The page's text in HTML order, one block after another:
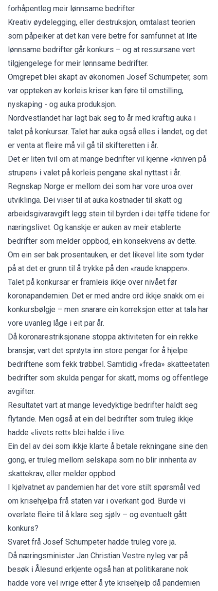
forhåpentleg meir lønnsame bedrifter.
Kreativ øydelegging, eller destruksjon, omtalast teorien
som påpeiker at det kan vere betre for samfunnet at lite
lønnsame bedrifter går konkurs – og at ressursane vert
tilgjengelege for meir lønnsame bedrifter.
Omgrepet blei skapt av økonomen Josef Schumpeter, som
var oppteken av korleis kriser kan føre til omstilling,
nyskaping - og auka produksjon.
Nordvestlandet har lagt bak seg to år med kraftig auka i
talet på konkursar. Talet har auka også elles i landet, og det
er venta at fleire må vil gå til skifteretten i år.
Det er liten tvil om at mange bedrifter vil kjenne «kniven på
strupen» i valet på korleis pengane skal nyttast i år.
Regnskap Norge er mellom dei som har vore uroa over
utviklinga. Dei viser til at auka kostnader til skatt og
arbeidsgivaravgift legg stein til byrden i dei tøffe tidene for
næringslivet. Og kanskje er auken av meir etablerte
bedrifter som melder oppbod, ein konsekvens av dette.
Om ein ser bak prosentauken, er det likevel lite som tyder
på at det er grunn til å trykke på den «raude knappen».
Talet på konkursar er framleis ikkje over nivået før
koronapandemien. Det er med andre ord ikkje snakk om ei
konkursbølgje – men snarare ein korreksjon etter at tala har
vore uvanleg låge i eit par år.
Då koronarestriksjonane stoppa aktiviteten for ein rekke
bransjar, vart det sprøyta inn store pengar for å hjelpe
bedriftene som fekk trøbbel. Samtidig «freda» skatteetaten
bedrifter som skulda pengar for skatt, moms og offentlege
avgifter.
Resultatet vart at mange levedyktige bedrifter haldt seg
flytande. Men også at ein del bedrifter som truleg ikkje
hadde «livets rett» blei halde i live.
Ein del av dei som ikkje klarte å betale rekningane sine den
gong, er truleg mellom selskapa som no blir innhenta av
skattekrav, eller melder oppbod.
I kjølvatnet av pandemien har det vore stilt spørsmål ved
om krisehjelpa frå staten var i overkant god. Burde vi
overlate fleire til å klare seg sjølv – og eventuelt gått
konkurs?
Svaret frå Josef Schumpeter hadde truleg vore ja.
Då næringsminister Jan Christian Vestre nyleg var på
besøk i Ålesund erkjente også han at politikarane nok
hadde vore vel ivrige etter å yte krisehjelp då pandemien